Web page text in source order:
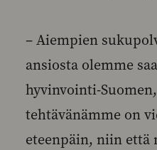
– Aiempien
ansiosta olemme
hyvinvointi-
tehtävänämme on
eteenpäin, niin että